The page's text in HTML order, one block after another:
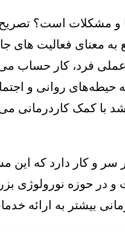
و مشکلات است؟
معنای فعالیت های
فرد، کار حساب
روانی و
کمک کاردرمانی
و کار دارد که این
حوزه نورولوژی
بیشتر به ارائه